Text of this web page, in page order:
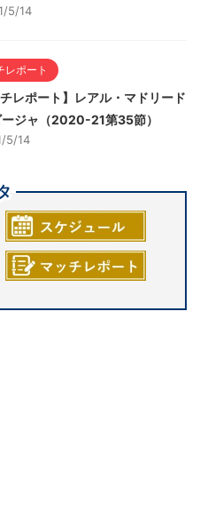
5/14
レポート
チレポート】レアル・マドリード
ジャ（2020-21第35節）
5/14